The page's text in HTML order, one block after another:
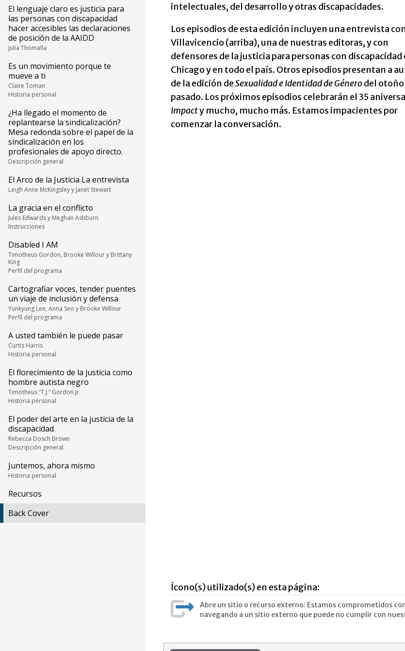
El lenguaje claro es justicia para
las personas con discapacidad
hacer accesibles las declaraciones
de posición de la AAIDD
Julia Thomalla
Es un movimiento porque te
mueve a ti
Claire Toman
Historia personal
¿Ha llegado el momento de
replantearse la sindicalización?
Mesa redonda sobre el papel de la
sindicalización en los
profesionales de apoyo directo.
Descripción general
El Arco de la Justicia La entrevista
Leigh Anne McKingsley y Janet Stewart
La gracia en el conflicto
Jules Edwards y Meghan Ashburn
Instrucciones
Disabled I AM
Timotheus Gordon, Brooke Willour y Brittany
King
Perfil del programa
Cartografiar voces, tender puentes
un viaje de inclusión y defensa
Yunkyung Lee, Anna Seo y Brooke Willour
Perfil del programa
A usted también le puede pasar
Curtis Harris
Historia personal
El florecimiento de la justicia como
hombre autista negro
Timotheus “T.J.” Gordon Jr.
Historia personal
El poder del arte en la justicia de la
discapacidad
Rebecca Dosch Brown
Descripción general
Juntemos, ahora mismo
Historia personal
Recursos
Back Cover
intelectuales, del desarrollo y otras discapacidades.
Los episodios de esta edición incluyen una entrevista
Villavicencio (arriba), una de nuestras editoras, y con
defensores de la justicia para personas con discapacidad
Chicago y en todo el país. Otros episodios presentan a
de la edición deSexualidad e Identidad de Génerodel otoño
pasado. Los próximos episodios celebrarán el 35
Impacty mucho, mucho más. Estamos impacientes por
comenzar la conversación.
Ícono(s) utilizado(s) en esta página:
Abre un sitio o recurso externo: Estamos comprometidos
navegando a un sitio externo que puede no cumplir con